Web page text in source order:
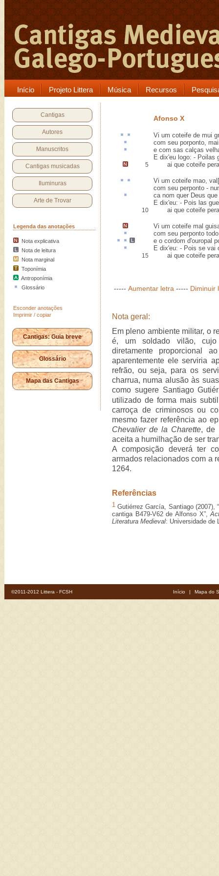
Início Projeto Littera Música Recursos
Cantigas
Autores
Manuscritos
Cantigas musicadas
Iluminuras
Arte de Trovar
Legenda das anotações
Nota explicativa
Nota de leitura
Nota marginal
Toponímia
Antroponímia
Glossário
Esconder anotações
Imprimir / copiar
Cantigas: Guia breve
Glossário
Mapa das Cantigas
Afonso X
Vi um coteife de mui
com seu porponto,
e com sas calças
E dix'eu logo: - Poilas
5 ai que coteife
Vi um coteife mao,
com seu perponto -
canom quer Deus
E dix'eu: - Pois las
10 ai que coteife pera
Vi um coteife mal
com seu perponto
e o cordom d'ouropal
E dix'eu: - Pois se vai
15 ai que coteife pera
----- Aumentar letra ----- Diminuir
Nota geral:
Em pleno ambiente militar, o
é, um soldado vilão,
diretamente proporcional
aparentemente ele serviria
refrão, ou seja, para os
charrua, numa alusão às
como sugere Santiago
utilizado de forma mais
carroça de criminosos ou
mesmo fazer referência ao
Chevalier de la Charette, de
aceita a humilhação de ser
A composição deverá ter
armados relacionados com a
1264.
Referências
1 Gutiérrez García, Santiago (2007),
cantiga B479-V62 de Alfonso X”,
Literatura Medieval: Universidade de
©2011-2012 Littera - FCSH Início | Mapa do